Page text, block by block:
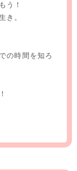
う！
き。
の時間を知ろ